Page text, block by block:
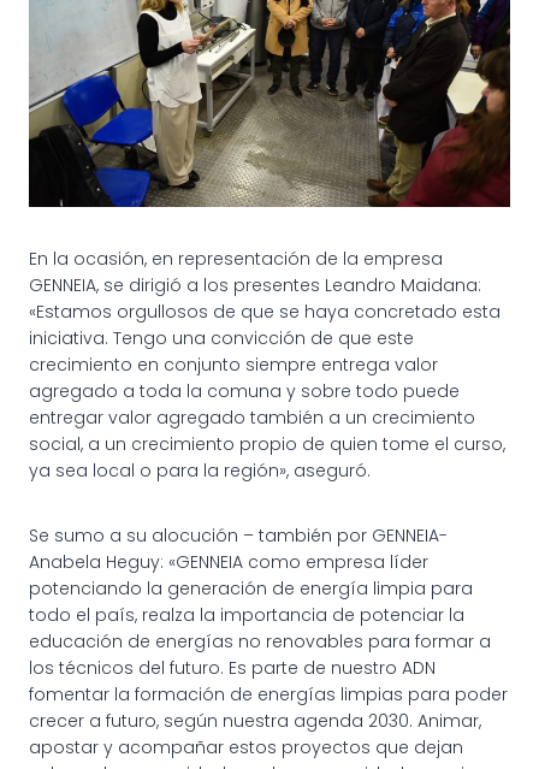
En la ocasión, en representación de la empresa
GENNEIA, se dirigió a los presentes Leandro Maidana:
«Estamos orgullosos de que se haya concretado esta
iniciativa. Tengo una convicción de que este
crecimiento en conjunto siempre entrega valor
agregado a toda la comuna y sobre todo puede
entregar valor agregado también a un crecimiento
social, a un crecimiento propio de quien tome el curso,
ya sea local o para la región», aseguró.
Se sumo a su alocución – también por GENNEIA-
Anabela Heguy: «GENNEIA como empresa líder
potenciando la generación de energía limpia para
todo el país, realza la importancia de potenciar la
educación de energías no renovables para formar a
los técnicos del futuro. Es parte de nuestro ADN
fomentar la formación de energías limpias para poder
crecer a futuro, según nuestra agenda 2030. Animar,
apostar y acompañar estos proyectos que dejan